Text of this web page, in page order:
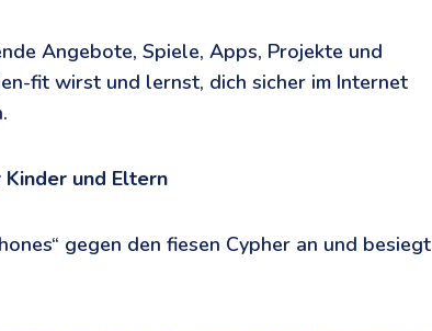
Angebote, Spiele, Apps, Projekte und
fit wirst und lernst, dich sicher im Internet
und Eltern
gegen den fiesen Cypher an und besiegt